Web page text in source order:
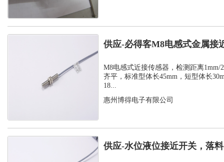
供应-必得客M8电感式金属接
式安装检测...
M8电感式近接传感器，检测距离1mm/
齐平，标准型体长45mm，短型体长
18...
惠州博得电子有限公司
供应-水位液位接近开关，落